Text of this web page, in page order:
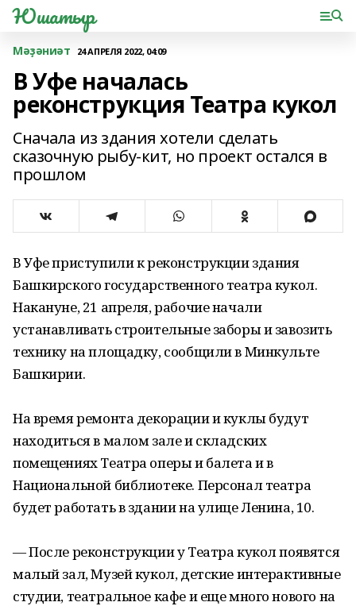
Юшатыр
Мәҙәниәт 24 АПРЕЛЯ 2022, 04:09
В Уфе началась
реконструкция Театра кукол
Сначала из здания хотели сделать
сказочную рыбу-кит, но проект остался в
прошлом
В Уфе приступили к реконструкции здания
Башкирского государственного театра кукол.
Накануне, 21 апреля, рабочие начали
устанавливать строительные заборы и завозить
технику на площадку, сообщили в Минкульте
Башкирии.
На время ремонта декорации и куклы будут
находиться в малом зале и складских
помещениях Театра оперы и балета и в
Национальной библиотеке. Персонал театра
будет работать в здании на улице Ленина, 10.
— После реконструкции у Театра кукол появятся
малый зал, Музей кукол, детские интерактивные
студии, театральное кафе и еще много нового на